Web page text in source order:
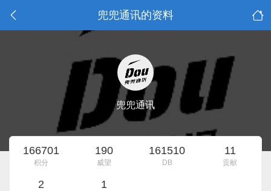
兜兜通讯的资料
兜兜通讯
166701
积分
190
威望
161510
DB
11
贡献
2 1